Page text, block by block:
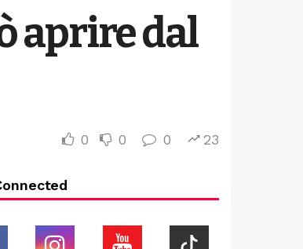
aprire dal
0 0 0 23